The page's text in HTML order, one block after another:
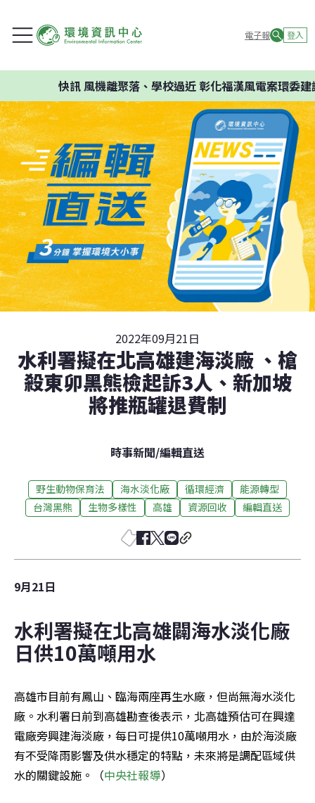
電子報 登入
快訊風機離聚落、學校過近 彰化福漢風電案環委建議
2022年09月21日
水利署擬在北高雄建海淡廠 、槍
殺東卯黑熊檢起訴3人、新加坡
將推瓶罐退費制
時事新聞/編輯直送
野生動物保育法 海水淡化廠 循環經濟
能源轉型
台灣黑熊
生物多樣性 高雄 資源回收 編輯直送
9月21日
水利署擬在北高雄闢海水淡化廠
日供10萬噸用水
高雄市目前有鳳山、臨海兩座再生水廠，但尚無海水淡化
廠。水利署日前到高雄勘查後表示，北高雄預估可在興達
電廠旁興建海淡廠，每日可提供10萬噸用水，由於海淡廠
有不受降雨影響及供水穩定的特點，未來將是調配區域供
水的關鍵設施。（中央社報導）